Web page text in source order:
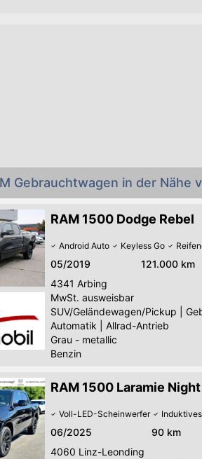
Gebrauchtwagen in der Nähe
RAM 1500 Dodge Rebel
Android Auto Keyless Go
05/2019 121.000 km
4341 Arbing
MwSt. ausweisbar
SUV/Geländewagen/Pickup
Automatik
Allrad-Antrieb
Grau - metallic
Benzin
RAM 1500 Laramie
Voll-LED-Scheinwerfer
06/2025 90 km
4060 Linz-Leonding